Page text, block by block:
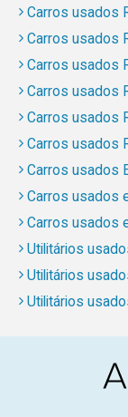
Carros usados
Carros usados
Carros usados
Carros usados
Carros usados
Carros usados
Carros usados
Carros usados
Carros usados
Utilitários
Utilitários
Utilitários